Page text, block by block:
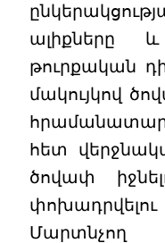
ալիքները
թուրքական
մակույկով
հետ
ծովափ